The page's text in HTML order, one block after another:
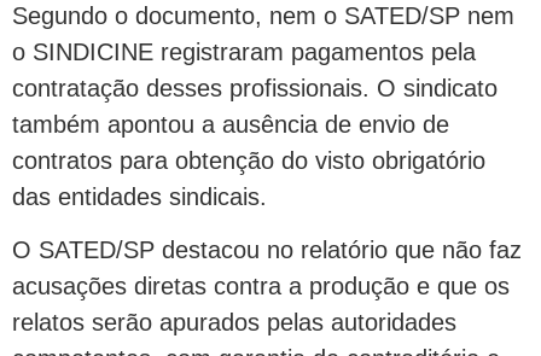
Segundo o documento, nem o SATED/SP nem
o SINDICINE registraram pagamentos pela
contratação desses profissionais. O sindicato
também apontou a ausência de envio de
contratos para obtenção do visto obrigatório
das entidades sindicais.
O SATED/SP destacou no relatório que não faz
acusações diretas contra a produção e que os
relatos serão apurados pelas autoridades